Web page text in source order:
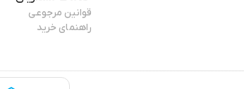
قوانین مرجوعی
راهنمای خرید